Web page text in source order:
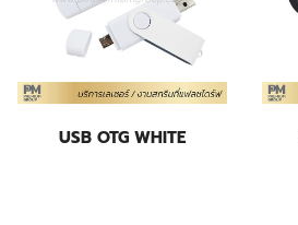
USB OTG WHITE